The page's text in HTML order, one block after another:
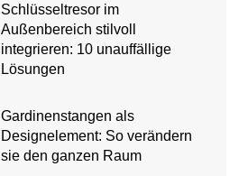
Schlüsseltresor im
Außenbereich stilvoll
integrieren: 10 unauffällige
Lösungen
Gardinenstangen als
Designelement: So verändern
sie den ganzen Raum